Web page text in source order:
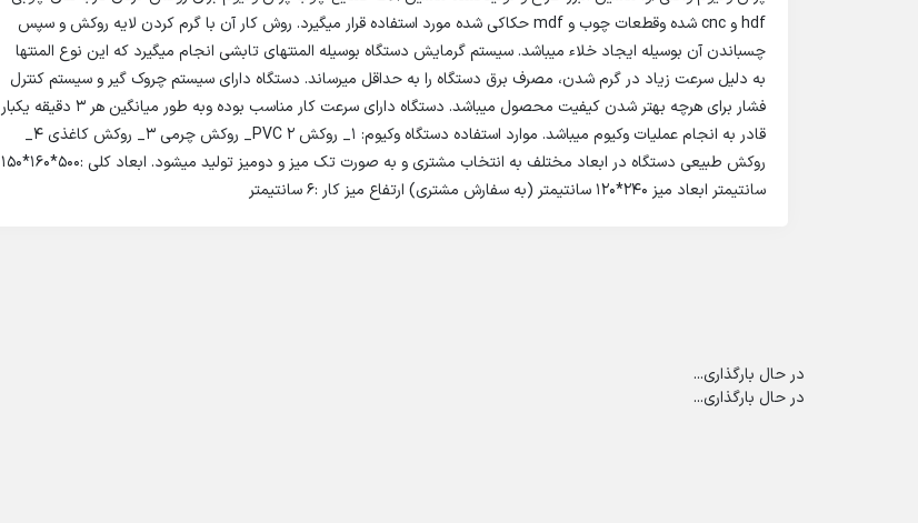
hdf و cnc شده وقطعات چوب و mdf حکاکی شده مورد استفاده قرار میگیرد. روش کار آن با گرم کردن لایه روکش و سپس
چسباندن آن بوسیله ایجاد خلاء میباشد. سیستم گرمایش دستگاه بوسیله المنتهای تابشی انجام میگیرد که این نوع المنتها
به دلیل سرعت زیاد در گرم شدن، مصرف برق دستگاه را به حداقل میرساند. دستگاه دارای سیستم چروک گیر و سیستم کنترل
فشار برای هرچه بهتر شدن کیفیت محصول میباشد. دستگاه دارای سرعت کار مناسب بوده وبه طور میانگین هر 3 دقیقه یکبار
قادر به انجام عملیات وکیوم میباشد. موارد استفاده دستگاه وکیوم: 1_ روکش PVC 2_ روکش چرمی 3_ روکش کاغذی 4_
روکش طبیعی دستگاه در ابعاد مختلف به انتخاب مشتری و به صورت تک میز و دومیز تولید میشود. ابعاد کلی :500*160*150
سانتیمتر ابعاد میز 240*120 سانتیمتر (به سفارش مشتری) ارتفاع میز کار :6 سانتیمتر
در حال بارگذاری...
در حال بارگذاری...